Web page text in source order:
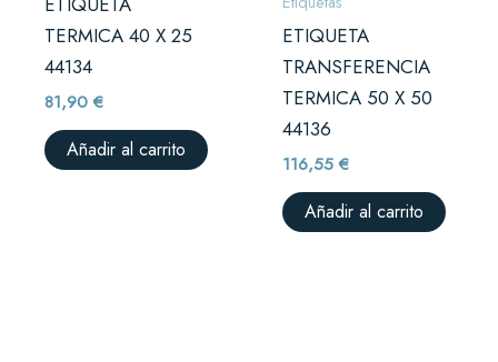
TERMICA 40 X 25
44134
81,90€
Añadir al carrito
ETIQUETA
TRANSFERENCIA
TERMICA 50 X 50
44136
116,55€
Añadir al carrito